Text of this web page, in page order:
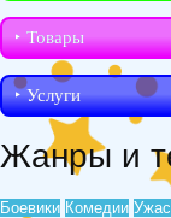
‣︎ Товары
‣︎ Услуги
Жанры и
Боевики Комедии